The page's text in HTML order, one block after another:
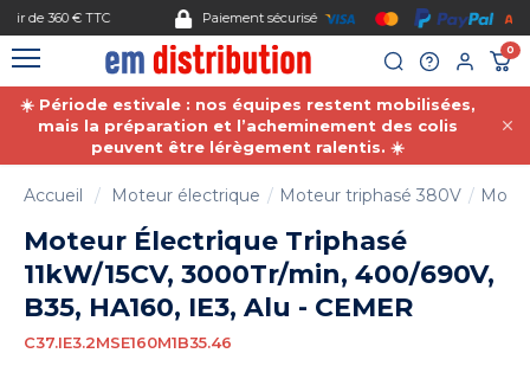
Paiement sécurisé
0
☀️ Période estivale : nos équipes restent mobilisées,
mais la préparation et l’acheminement des colis
peuvent être lérègement ralentis. ☀️
Accueil Moteur électrique Moteur triphasé 380V
Moteur Électrique Triphasé
11kW/15CV, 3000Tr/min, 400/690V,
B35, HA160, IE3, Alu - CEMER
C37.IE3.2MSE160M1B35.46
Gestion des cookies